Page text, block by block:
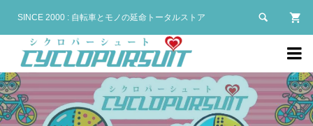
SINCE 2000 : 自転車とモノの延命トータルストア 
